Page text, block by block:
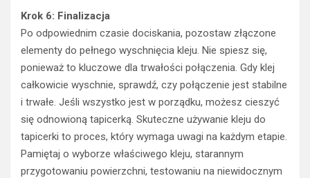
Krok 6: Finalizacja
Po odpowiednim czasie dociskania, pozostaw złączone
elementy do pełnego wyschnięcia kleju. Nie spiesz się,
ponieważ to kluczowe dla trwałości połączenia. Gdy klej
całkowicie wyschnie, sprawdź, czy połączenie jest stabilne
i trwałe. Jeśli wszystko jest w porządku, możesz cieszyć
się odnowioną tapicerką. Skuteczne używanie kleju do
tapicerki to proces, który wymaga uwagi na każdym etapie.
Pamiętaj o wyborze właściwego kleju, starannym
przygotowaniu powierzchni, testowaniu na niewidocznym